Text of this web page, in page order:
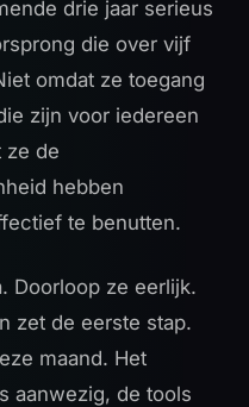
drie jaar serieus
die over vijf
omdat ze toegang
zijn voor iedereen
ze de
hebben
te benutten.
Doorloop ze eerlijk.
zet de eerste stap.
maand. Het
aanwezig, de tools